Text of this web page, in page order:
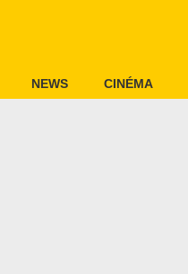
NEWS CINÉMA